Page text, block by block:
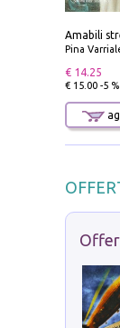
Pina
€ 14.25
€ 15.00 -5 %